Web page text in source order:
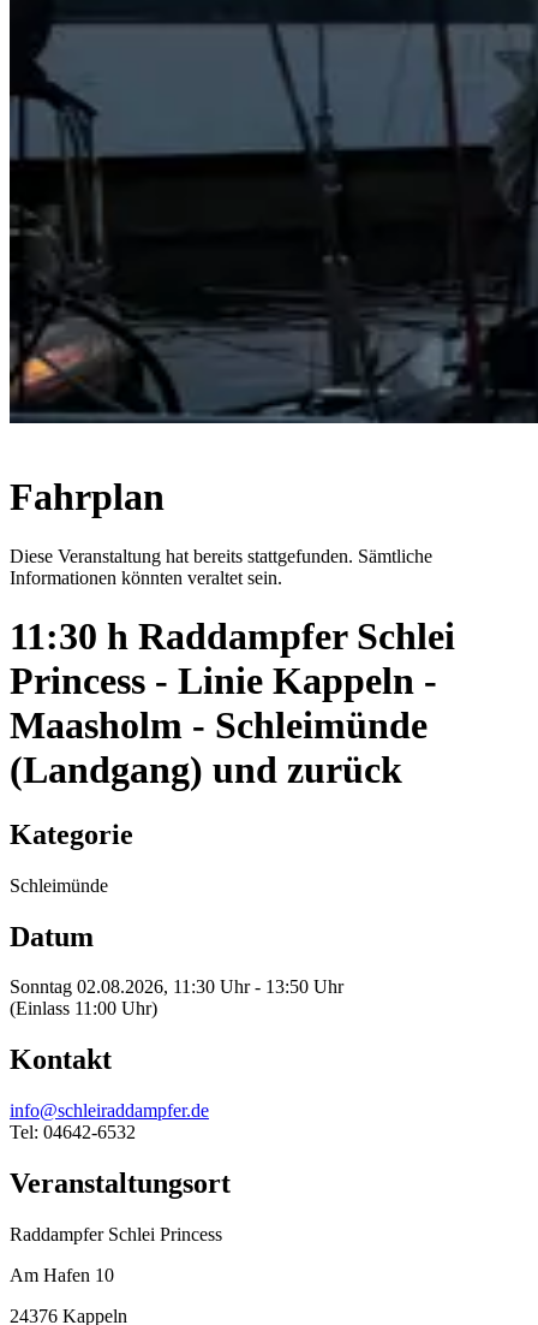
Fahrplan
Diese Veranstaltung hat bereits stattgefunden. Sämtliche
Informationen könnten veraltet sein.
11:30 h Raddampfer Schlei
Princess - Linie Kappeln -
Maasholm - Schleimünde
(Landgang) und zurück
Kategorie
Schleimünde
Datum
Sonntag 02.08.2026, 11:30 Uhr - 13:50 Uhr
(Einlass 11:00 Uhr)
Kontakt
info@schleiraddampfer.de
Tel: 04642-6532
Veranstaltungsort
Raddampfer Schlei Princess
Am Hafen 10
24376 Kappeln